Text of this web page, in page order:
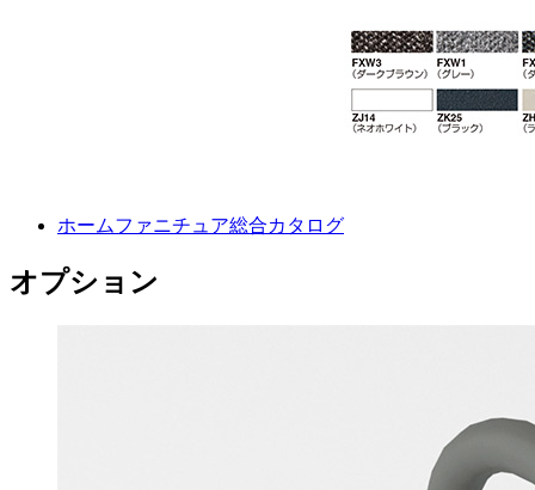
ホームファニチュア総合カタログ
オプション